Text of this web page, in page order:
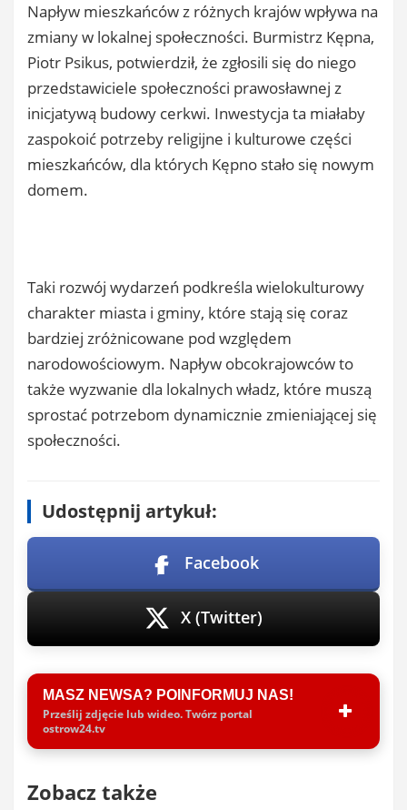
Napływ mieszkańców z różnych krajów wpływa na
zmiany w lokalnej społeczności. Burmistrz Kępna,
Piotr Psikus, potwierdził, że zgłosili się do niego
przedstawiciele społeczności prawosławnej z
inicjatywą budowy cerkwi. Inwestycja ta miałaby
zaspokoić potrzeby religijne i kulturowe części
mieszkańców, dla których Kępno stało się nowym
domem.
Taki rozwój wydarzeń podkreśla wielokulturowy
charakter miasta i gminy, które stają się coraz
bardziej zróżnicowane pod względem
narodowościowym. Napływ obcokrajowców to
także wyzwanie dla lokalnych władz, które muszą
sprostać potrzebom dynamicznie zmieniającej się
społeczności.
Udostępnij artykuł:
Facebook
X (Twitter)
MASZ NEWSA? POINFORMUJ NAS!
Prześlij zdjęcie lub wideo. Twórz portal
ostrow24.tv
Zobacz także